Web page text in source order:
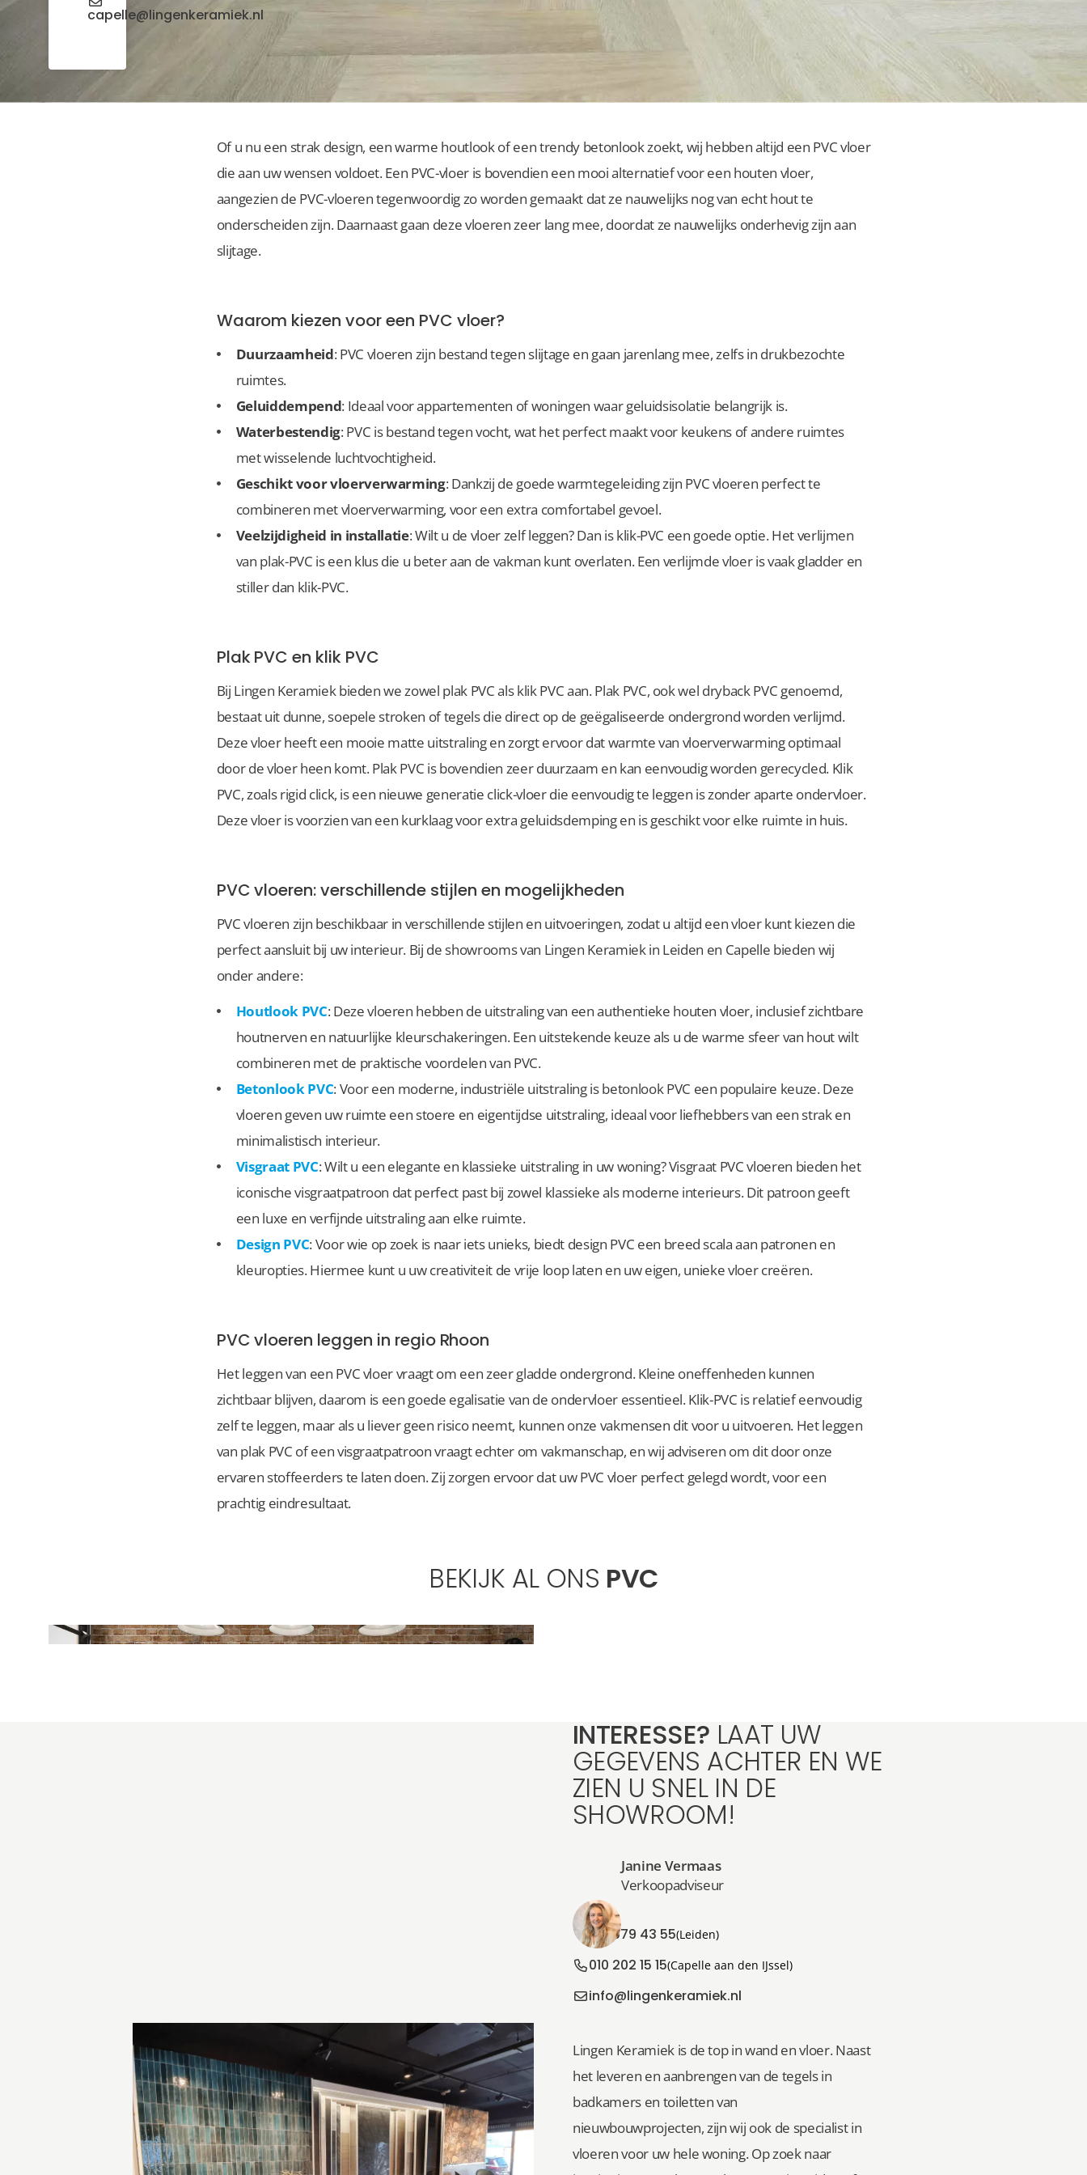
capelle@lingenkeramiek.nl
Of u nu een strak design, een warme houtlook of een trendy betonlook zoekt, wij hebben altijd een PVC vloer
die aan uw wensen voldoet. Een PVC-vloer is bovendien een mooi alternatief voor een houten vloer,
aangezien de PVC-vloeren tegenwoordig zo worden gemaakt dat ze nauwelijks nog van echt hout te
onderscheiden zijn. Daarnaast gaan deze vloeren zeer lang mee, doordat ze nauwelijks onderhevig zijn aan
slijtage.
Waarom kiezen voor een PVC vloer?
Duurzaamheid: PVC vloeren zijn bestand tegen slijtage en gaan jarenlang mee, zelfs in drukbezochte
ruimtes.
Geluiddempend: Ideaal voor appartementen of woningen waar geluidsisolatie belangrijk is.
Waterbestendig: PVC is bestand tegen vocht, wat het perfect maakt voor keukens of andere ruimtes
met wisselende luchtvochtigheid.
Geschikt voor vloerverwarming: Dankzij de goede warmtegeleiding zijn PVC vloeren perfect te
combineren met vloerverwarming, voor een extra comfortabel gevoel.
Veelzijdigheid in installatie: Wilt u de vloer zelf leggen? Dan is klik-PVC een goede optie. Het verlijmen
van plak-PVC is een klus die u beter aan de vakman kunt overlaten. Een verlijmde vloer is vaak gladder en
stiller dan klik-PVC.
Plak PVC en klik PVC
Bij Lingen Keramiek bieden we zowel plak PVC als klik PVC aan. Plak PVC, ook wel dryback PVC genoemd,
bestaat uit dunne, soepele stroken of tegels die direct op de geëgaliseerde ondergrond worden verlijmd.
Deze vloer heeft een mooie matte uitstraling en zorgt ervoor dat warmte van vloerverwarming optimaal
door de vloer heen komt. Plak PVC is bovendien zeer duurzaam en kan eenvoudig worden gerecycled. Klik
PVC, zoals rigid click, is een nieuwe generatie click-vloer die eenvoudig te leggen is zonder aparte ondervloer.
Deze vloer is voorzien van een kurklaag voor extra geluidsdemping en is geschikt voor elke ruimte in huis.
PVC vloeren: verschillende stijlen en mogelijkheden
PVC vloeren zijn beschikbaar in verschillende stijlen en uitvoeringen, zodat u altijd een vloer kunt kiezen die
perfect aansluit bij uw interieur. Bij de showrooms van Lingen Keramiek in Leiden en Capelle bieden wij
onder andere:
Houtlook PVC: Deze vloeren hebben de uitstraling van een authentieke houten vloer, inclusief zichtbare
houtnerven en natuurlijke kleurschakeringen. Een uitstekende keuze als u de warme sfeer van hout wilt
combineren met de praktische voordelen van PVC.
Betonlook PVC: Voor een moderne, industriële uitstraling is betonlook PVC een populaire keuze. Deze
vloeren geven uw ruimte een stoere en eigentijdse uitstraling, ideaal voor liefhebbers van een strak en
minimalistisch interieur.
Visgraat PVC: Wilt u een elegante en klassieke uitstraling in uw woning? Visgraat PVC vloeren bieden het
iconische visgraatpatroon dat perfect past bij zowel klassieke als moderne interieurs. Dit patroon geeft
een luxe en verfijnde uitstraling aan elke ruimte.
Design PVC: Voor wie op zoek is naar iets unieks, biedt design PVC een breed scala aan patronen en
kleuropties. Hiermee kunt u uw creativiteit de vrije loop laten en uw eigen, unieke vloer creëren.
PVC vloeren leggen in regio Rhoon
Het leggen van een PVC vloer vraagt om een zeer gladde ondergrond. Kleine oneffenheden kunnen
zichtbaar blijven, daarom is een goede egalisatie van de ondervloer essentieel. Klik-PVC is relatief eenvoudig
zelf te leggen, maar als u liever geen risico neemt, kunnen onze vakmensen dit voor u uitvoeren. Het leggen
van plak PVC of een visgraatpatroon vraagt echter om vakmanschap, en wij adviseren om dit door onze
ervaren stoffeerders te laten doen. Zij zorgen ervoor dat uw PVC vloer perfect gelegd wordt, voor een
prachtig eindresultaat.
BEKIJK AL ONS PVC
INTERESSE? LAAT UW
GEGEVENS ACHTER EN WE
ZIEN U SNEL IN DE
SHOWROOM!
Janine Vermaas
Verkoopadviseur
071 579 43 55(Leiden)
010 202 15 15(Capelle aan den IJssel)
info@lingenkeramiek.nl
Lingen Keramiek is de top in wand en vloer. Naast
het leveren en aanbrengen van de tegels in
badkamers en toiletten van
nieuwbouwprojecten, zijn wij ook de specialist in
vloeren voor uw hele woning. Op zoek naar